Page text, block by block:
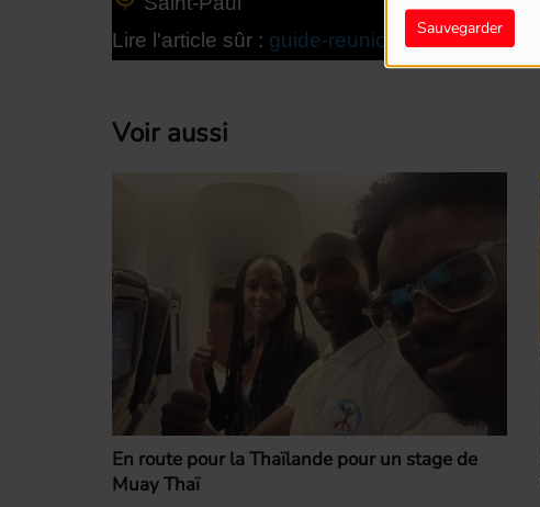
Sauvegarder
Lire l'article sûr : guide-reunion.fr
Voir aussi
En route pour la Thaïlande pour un stage de
Muay Thaï